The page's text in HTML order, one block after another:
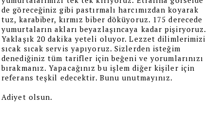
de göreceğiniz gibi pastırmalı harcımızdan koyarak
tuz, karabiber, kırmız biber döküyoruz. 175 derecede
yumurtaların akları beyazlaşıncaya kadar pişiryoruz.
Yaklaşık 20 dakika yeteli oluyor. Lezzet dilimlerimizi
sıcak sıcak servis yapıyoruz. Sizlerden isteğim
denediğiniz tüm tarifler için beğeni ve yorumlarınızı
bırakmanız. Yapacağınız bu işlem diğer kişiler için
referans teşkil edecektir. Bunu unutmayınız.
Adiyet olsun.